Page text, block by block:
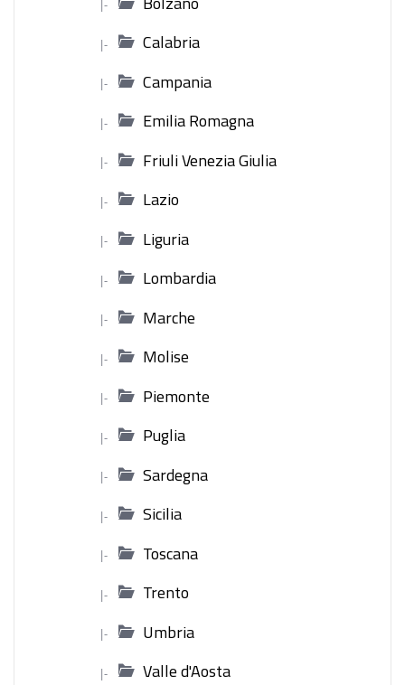
|-
|- Calabria
|- Campania
|- Emilia Romagna
|- Friuli Venezia Giulia
|- Lazio
|- Liguria
|- Lombardia
|- Marche
|- Molise
|- Piemonte
|- Puglia
|- Sardegna
|- Sicilia
|- Toscana
|- Trento
|- Umbria
|- Valle d'Aosta